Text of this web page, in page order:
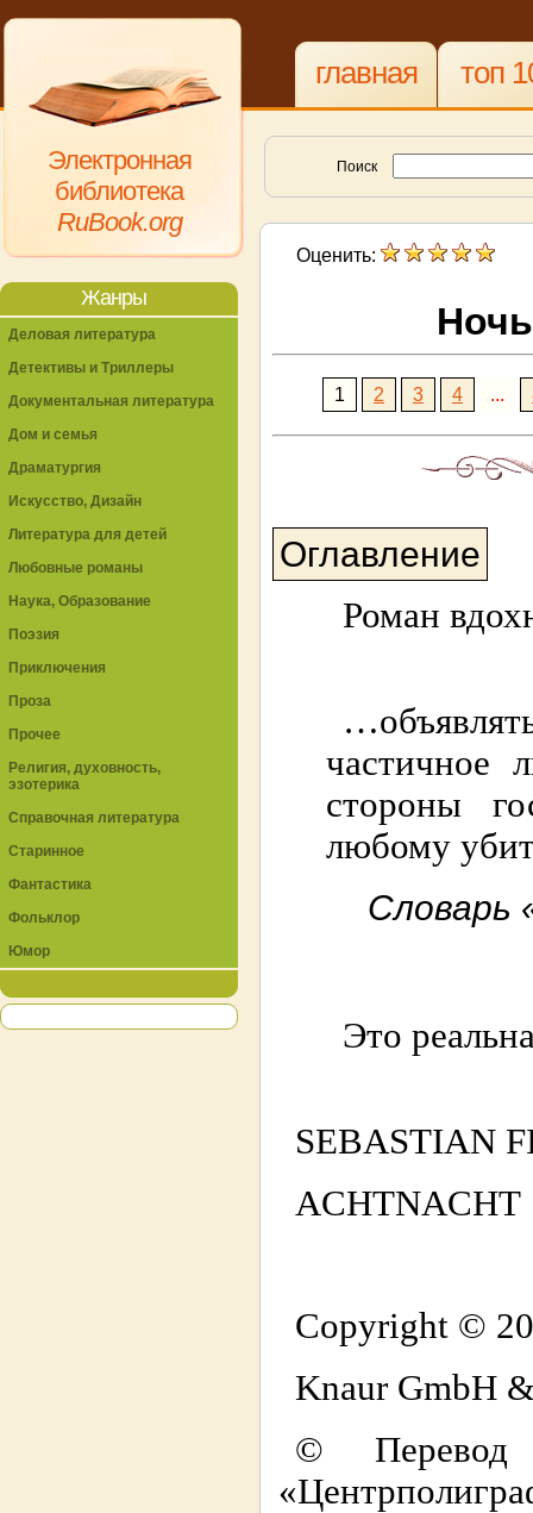
Электронная
библиотека
RuBook.org
главная топ
Поиск
Оценить:
1 2 3 4 ...
Оглавление
Роман
частичное
стороны
любому
Словарь
Это
SEBASTIAN
ACHTNACHT
Copyright ©
Knaur GmbH
© Перевод
Жанры
Деловая литература
Детективы и Триллеры
Документальная литература
Дом и семья
Драматургия
Искусство, Дизайн
Литература для детей
Любовные романы
Наука, Образование
Поэзия
Приключения
Проза
Прочее
Религия, духовность,
эзотерика
Справочная литература
Старинное
Фантастика
Фольклор
Юмор